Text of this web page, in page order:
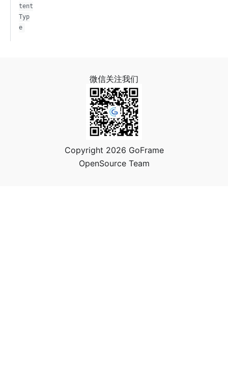
tent
Typ
e
微信关注我们
Copyright 2026 GoFrame
OpenSource Team